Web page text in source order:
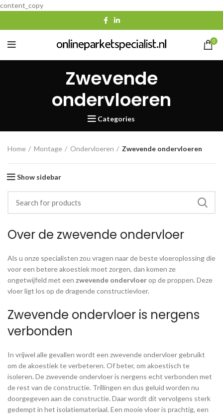
content_copy
0
Zwevende
ondervloeren
Categories
Home Montage Ondervloeren Zwevende ondervloeren
Show sidebar
Over de zwevende ondervloer
Als u onze specialisten zou vragen naar de beste vloeroplossing die
voor een betere akoestiek moet zorgen, dan komen ze
ongetwijfeld met een zwevende ondervloerop de proppen. Deze
vloer ligt los op de dragende constructievloer.
Zwevende ondervloer is nergens
verbonden
In vrijwel alle gevallen wordt een zwevende ondervloer gebruikt
om de akoestiek te verbeteren. Of beter, om akoestisch te
isoleren. De zwevende ondervloer is nergens echt verbonden met
de rest van de constructie. Trillingen en dus geluid worden nu
doorgegeven aan de constructie. Daar wordt dit vervolgens sterk
gedempt in het isolatiemateriaal. Een mooie vloer is prachtig, een